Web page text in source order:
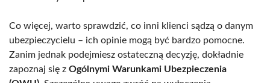
Co więcej, warto sprawdzić, co inni klienci sądzą o danym
ubezpieczycielu – ich opinie mogą być bardzo pomocne.
Zanim jednak podejmiesz ostateczną decyzję, dokładnie
zapoznaj się z Ogólnymi Warunkami Ubezpieczenia